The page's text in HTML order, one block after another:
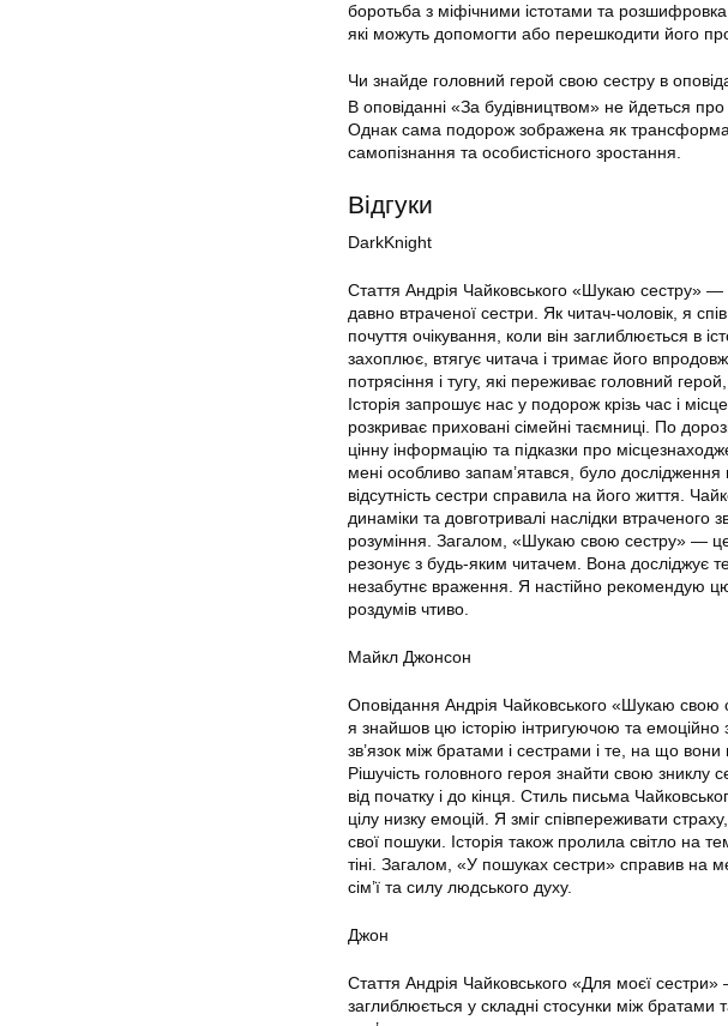
боротьба з міфічними істотами та розшифровка
які можуть допомогти або перешкодити його
Чи знайде головний герой свою сестру в
В оповіданні «За будівництвом» не йдеться
Однак сама подорож зображена як
самопізнання та особистісного зростання.
Відгуки
DarkKnight
Стаття Андрія Чайковського «Шукаю сестру»
давно втраченої сестри. Як читач-чоловік, я
почуття очікування, коли він заглиблюється в
захоплює, втягує читача і тримає його
потрясіння і тугу, які переживає головний
Історія запрошує нас у подорож крізь час і
розкриває приховані сімейні таємниці. По
цінну інформацію та підказки про
мені особливо запам’ятався, було дослідження
відсутність сестри справила на його життя.
динаміки та довготривалі наслідки втраченого
розуміння. Загалом, «Шукаю свою сестру» —
резонує з будь-яким читачем. Вона досліджує
незабутнє враження. Я настійно рекомендую
роздумів чтиво.
Майкл Джонсон
Оповідання Андрія Чайковського «Шукаю свою
я знайшов цю історію інтригуючою та
зв’язок між братами і сестрами і те, на що вони
Рішучість головного героя знайти свою зниклу
від початку і до кінця. Стиль письма
цілу низку емоцій. Я зміг співпереживати
свої пошуки. Історія також пролила світло на
тіні. Загалом, «У пошуках сестри» справив на
сім’ї та силу людського духу.
Джон
Стаття Андрія Чайковського «Для моєї
заглиблюється у складні стосунки між братами